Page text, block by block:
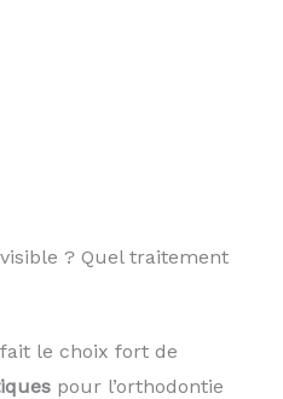
? Quel traitement
le choix fort de
pour l’orthodontie